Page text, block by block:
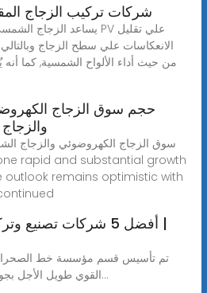
شركات تركيب الزجاج
الانعكاسات علي سطح الزجاج
من حيث أداء الألواح الشمسية, كما
حجم سوق الزجاج
outlook remains optimistic with
أفضل 5 شركات تصنيع
تم تأسيس قسم مؤسسة خط الصحراء
القوي طويل الأجل بجودة عالية. أسست فى عام 20...